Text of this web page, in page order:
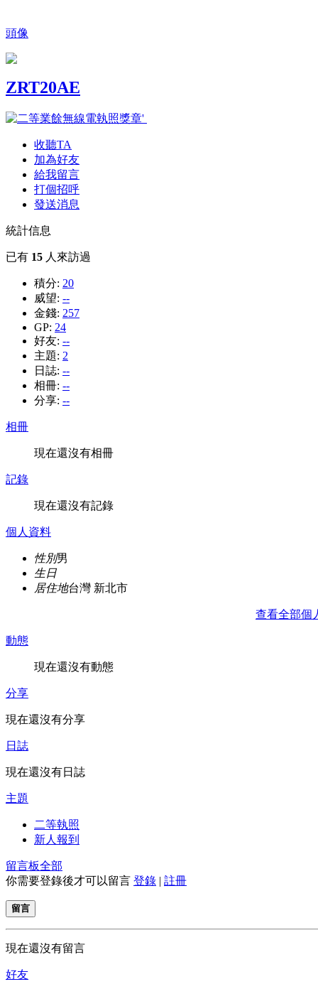
頭像
ZRT20AE
收聽TA
加為好友
給我留言
打個招呼
發送消息
統計信息
已有 15 人來訪過
積分: 20
威望: --
金錢: 257
GP: 24
好友: --
主題: 2
日誌: --
相冊: --
分享: --
相冊
現在還沒有相冊
記錄
現在還沒有記錄
個人資料
性別男
生日
居住地台灣 新北市
查看全部個
動態
現在還沒有動態
分享
現在還沒有分享
日誌
現在還沒有日誌
主題
二等執照
新人報到
留言板全部
你需要登錄後才可以留言 登錄 | 註冊
留言
現在還沒有留言
好友